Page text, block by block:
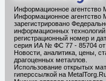
Информационное агентство
Информационное агентство
зарегистрировано
информационных
регистрационный номер и
серия ИА № ФС 77 - 85704 от
Новости, аналитика, цены,
драгоценных металлов.
Использование открытых
гиперссылкой на